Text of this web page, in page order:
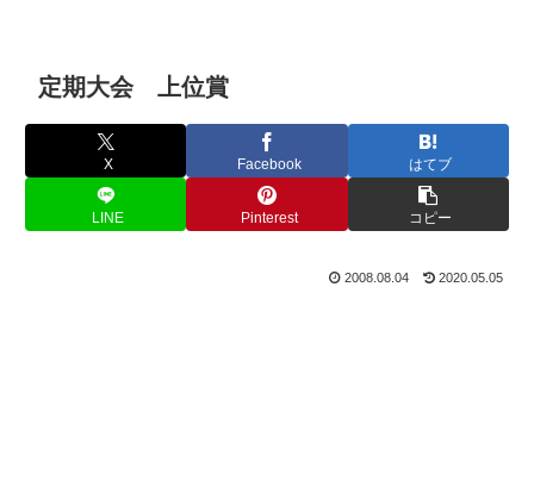
定期大会 上位賞
X Facebook はてブ
LINE Pinterest コピー
2008.08.04 2020.05.05